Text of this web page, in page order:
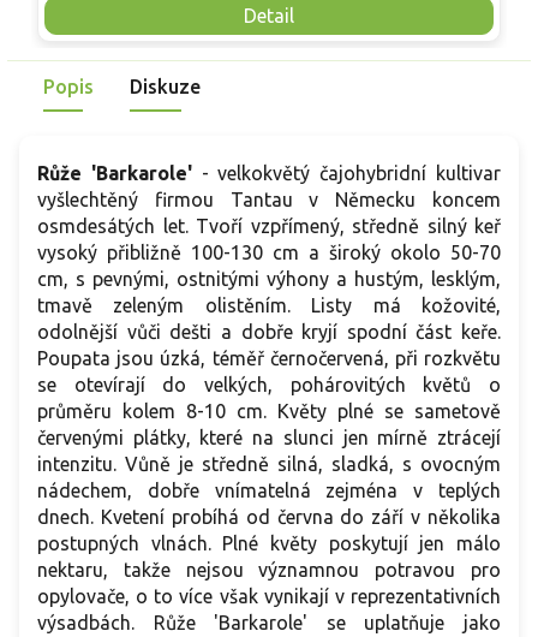
Detail
Mrazuvzdornost do −25 °C a spolehlivá vitalita z něj dělají
skvělou volbu pro každého pěstitele.
Popis Diskuze
Růže 'Barkarole'- velkokvětý čajohybridní kultivar
vyšlechtěný firmou Tantau v Německu koncem
osmdesátých let. Tvoří vzpřímený, středně silný keř
vysoký přibližně 100-130 cm a široký okolo 50-70
cm, s pevnými, ostnitými výhony a hustým, lesklým,
tmavě zeleným olistěním. Listy má kožovité,
odolnější vůči dešti a dobře kryjí spodní část keře.
Poupata jsou úzká, téměř černočervená, při rozkvětu
se otevírají do velkých, pohárovitých květů o
průměru kolem 8-10 cm. Květy plné se sametově
červenými plátky, které na slunci jen mírně ztrácejí
intenzitu. Vůně je středně silná, sladká, s ovocným
nádechem, dobře vnímatelná zejména v teplých
dnech. Kvetení probíhá od června do září v několika
postupných vlnách. Plné květy poskytují jen málo
nektaru, takže nejsou významnou potravou pro
opylovače, o to více však vynikají v reprezentativních
výsadbách. Růže 'Barkarole' se uplatňuje jako